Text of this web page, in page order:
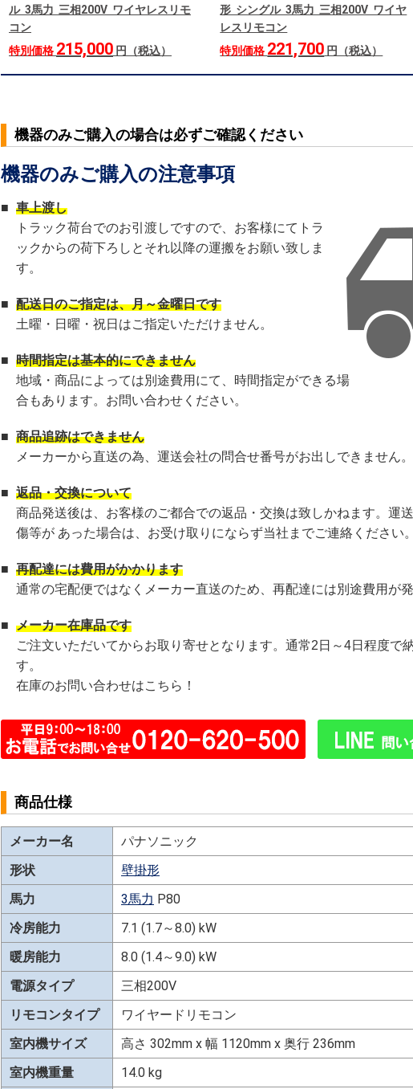
ル 3馬力 三相200V ワイヤレスリモ
コン
特別価格 215,000 円（税込）
形 シングル 3馬力 三相200V ワイヤ
レスリモコン
特別価格 221,700 円（税込）
機器のみご購入の場合は必ずご確認ください
機器のみご購入の注意事項
■ 車上渡し
トラック荷台でのお引渡しですので、お客様にてトラ
ックからの荷下ろしとそれ以降の運搬をお願い致しま
す。
■ 配送日のご指定は、月～金曜日です
土曜・日曜・祝日はご指定いただけません。
■ 時間指定は基本的にできません
地域・商品によっては別途費用にて、時間指定ができる場
合もあります。お問い合わせください。
■ 商品追跡はできません
メーカーから直送の為、運送会社の問合せ番号がお出しできません
■ 返品・交換について
商品発送後は、お客様のご都合での返品・交換は致しかねます。運
傷等が あった場合は、お受け取りにならず当社までご連絡ください
■ 再配達には費用がかかります
通常の宅配便ではなくメーカー直送のため、再配達には別途費用が
■ メーカー在庫品です
ご注文いただいてからお取り寄せとなります。通常2日～4日程度で
す。
在庫のお問い合わせはこちら！
商品仕様
メーカー名
パナソニック
形状
壁掛形
馬力
3馬力 P80
冷房能力
7.1 (1.7～8.0) kW
暖房能力
8.0 (1.4～9.0) kW
電源タイプ
三相200V
リモコンタイプ
ワイヤードリモコン
室内機サイズ
高さ 302mm x 幅 1120mm x 奥行 236mm
室内機重量
14.0 kg